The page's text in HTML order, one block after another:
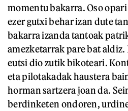
momentu bakarra. Oso
ezer gutxi behar izan dute
bakarra izanda tantoak
amezketarrak pare bat
eutsi dio zutik bikoteari.
eta pilotakadak haustera
horman sartzera joan da.
berdinketen ondoren,